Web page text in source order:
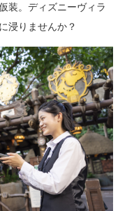
装。ディズニーヴィラ
浸りませんか？